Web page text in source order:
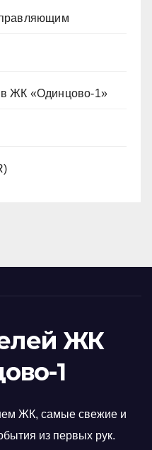
ЖК «Одинцово-1»
ЖК
1
ЖК, самые свежие и
из первых рук.